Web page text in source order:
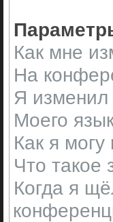
Как мне
На
Я изменил
Моего
Как я
Что такое
Когда я